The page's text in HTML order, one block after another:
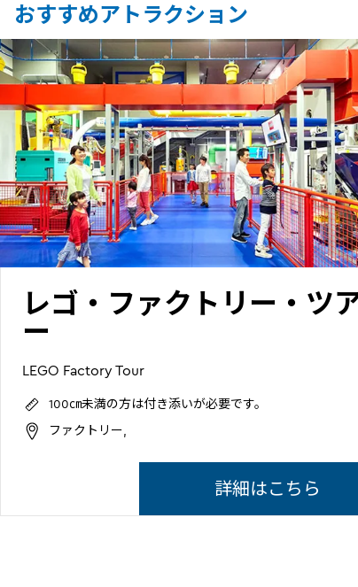
おすすめアトラクション
レゴ・ファクトリー・ツ
ー
LEGO Factory Tour
100㎝未満の方は付き添いが必要です。
ファクトリー,
詳細はこちら